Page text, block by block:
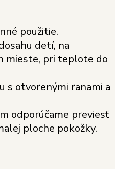
použitie.
detí, na
mieste, pri teplote do
s otvorenými ranami a
odporúčame previesť
ploche pokožky.